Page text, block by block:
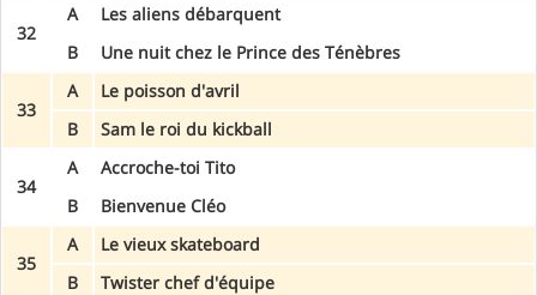
32
A
Les aliens débarquent
B
Une nuit chez le Prince des Ténèbres
33
A
Le poisson d'avril
B
Sam le roi du kickball
34
A
Accroche-toi Tito
B
Bienvenue Cléo
35
A
Le vieux skateboard
B
Twister chef d'équipe